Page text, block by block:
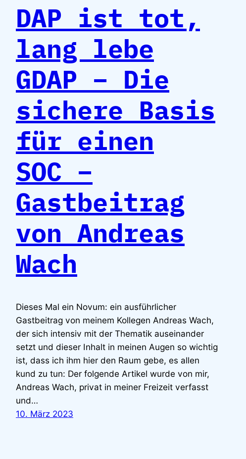
DAP ist tot,
lang lebe
GDAP – Die
sichere Basis
für einen
SOC –
Gastbeitrag
von Andreas
Wach
Dieses Mal ein Novum: ein ausführlicher
Gastbeitrag von meinem Kollegen Andreas Wach,
der sich intensiv mit der Thematik auseinander
setzt und dieser Inhalt in meinen Augen so wichtig
ist, dass ich ihm hier den Raum gebe, es allen
kund zu tun: Der folgende Artikel wurde von mir,
Andreas Wach, privat in meiner Freizeit verfasst
und…
10. März 2023